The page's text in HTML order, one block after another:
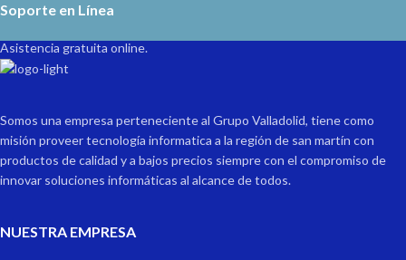
Soporte en Línea
Asistencia gratuita online.
Somos una empresa perteneciente al Grupo Valladolid, tiene como
misión proveer tecnología informatica a la región de san martín con
productos de calidad y a bajos precios siempre con el compromiso de
innovar soluciones informáticas al alcance de todos.
NUESTRA EMPRESA